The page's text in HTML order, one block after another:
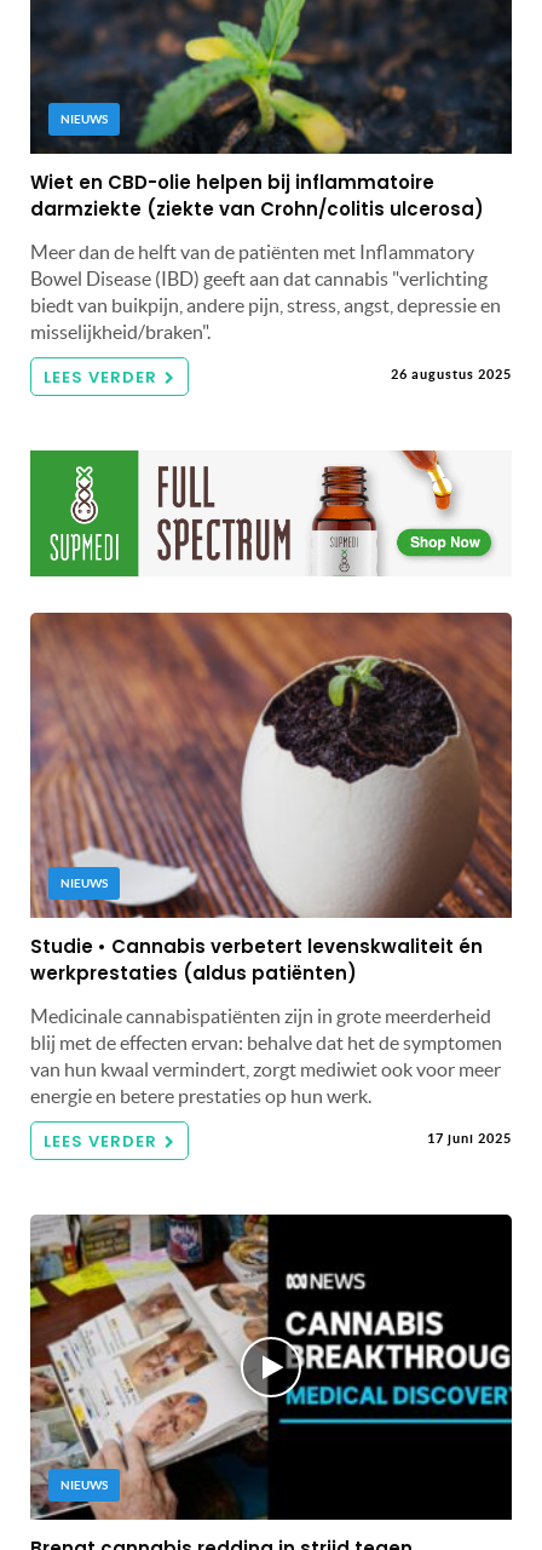
NIEUWS
Wiet en CBD-olie helpen bij inflammatoire
darmziekte (ziekte van Crohn/colitis ulcerosa)
Meer dan de helft van de patiënten met Inflammatory
Bowel Disease (IBD) geeft aan dat cannabis "verlichting
biedt van buikpijn, andere pijn, stress, angst, depressie en
misselijkheid/braken".
LEES VERDER 26 augustus 2025
NIEUWS
Studie • Cannabis verbetert levenskwaliteit én
werkprestaties (aldus patiënten)
Medicinale cannabispatiënten zijn in grote meerderheid
blij met de effecten ervan: behalve dat het de symptomen
van hun kwaal vermindert, zorgt mediwiet ook voor meer
energie en betere prestaties op hun werk.
LEES VERDER 17 juni 2025
NIEUWS